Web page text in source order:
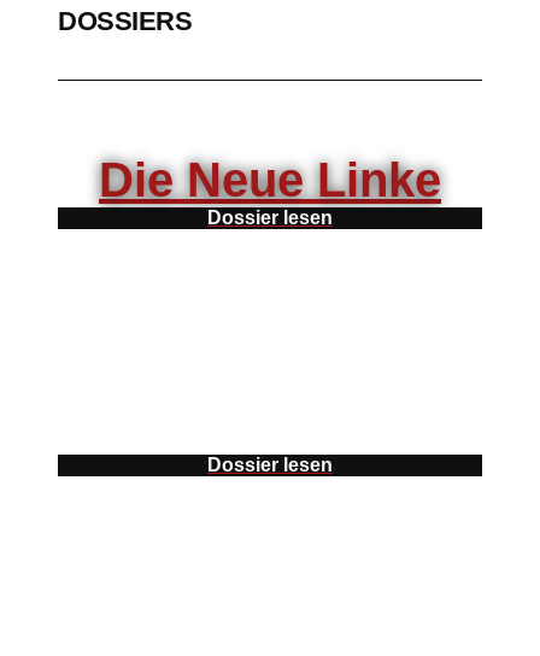
DOSSIERS
Die Neue Linke
Dossier lesen
Dossier lesen